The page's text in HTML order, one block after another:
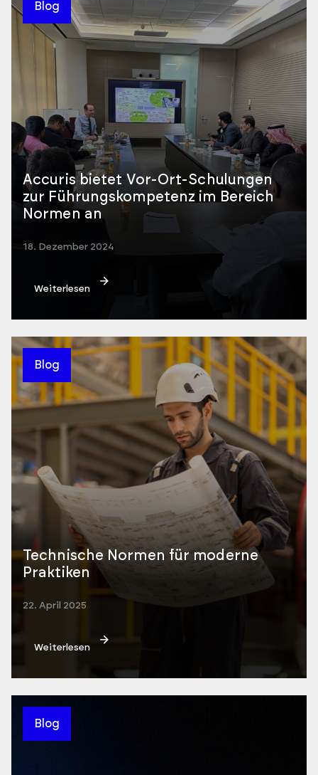
Blog
Accuris bietet Vor-Ort-Schulungen
zur Führungskompetenz im Bereich
Normen an
18. Dezember 2024
Weiterlesen
Blog
Technische Normen für moderne
Praktiken
22. April 2025
Weiterlesen
Blog